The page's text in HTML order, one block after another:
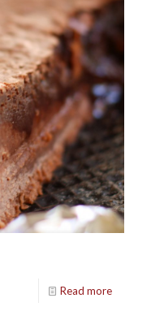
Read more